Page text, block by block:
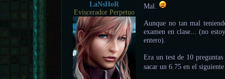
LaNsHoR
Eviscerador Perpetuo
Mal.
Aunque no tan mal
examen en clase... (no
entero).
Era un test de 10
sacar un 6.75 en el